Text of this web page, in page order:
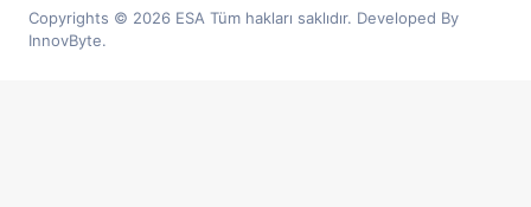
Copyrights © 2026 ESA Tüm hakları saklıdır. Developed By
InnovByte.